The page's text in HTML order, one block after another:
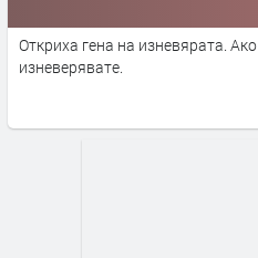
Откриха гена на изневярата.
изневерявате.